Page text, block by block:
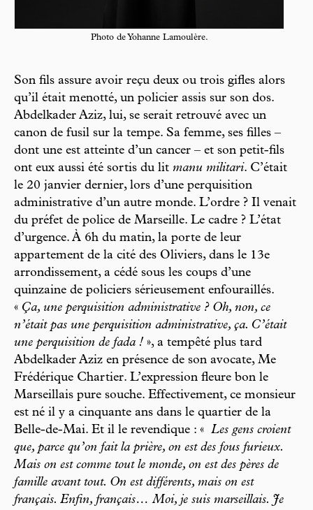
Photo de Yohanne Lamoulère.
Son fils assure avoir reçu deux ou trois gifles alors
qu’il était menotté, un policier assis sur son dos.
Abdelkader Aziz, lui, se serait retrouvé avec un
canon de fusil sur la tempe. Sa femme, ses filles –
dont une est atteinte d’un cancer – et son petit-fils
ont eux aussi été sortis du lit manu militari. C’était
le 20 janvier dernier, lors d’une perquisition
administrative d’un autre monde. L’ordre ? Il venait
du préfet de police de Marseille. Le cadre ? L’état
d’urgence. À 6h du matin, la porte de leur
appartement de la cité des Oliviers, dans le 13e
arrondissement, a cédé sous les coups d’une
quinzaine de policiers sérieusement enfouraillés.
« Ça, une perquisition administrative ? Oh, non, ce
n’était pas une perquisition administrative, ça. C’était
une perquisition de fada ! », a tempêté plus tard
Abdelkader Aziz en présence de son avocate, Me
Frédérique Chartier. L’expression fleure bon le
Marseillais pure souche. Effectivement, ce monsieur
est né il y a cinquante ans dans le quartier de la
Belle-de-Mai. Et il le revendique : « Les gens croient
que, parce qu’on fait la prière, on est des fous furieux.
Mais on est comme tout le monde, on est des pères de
famille avant tout. On est différents, mais on est
français. Enfin, français… Moi, je suis marseillais. Je